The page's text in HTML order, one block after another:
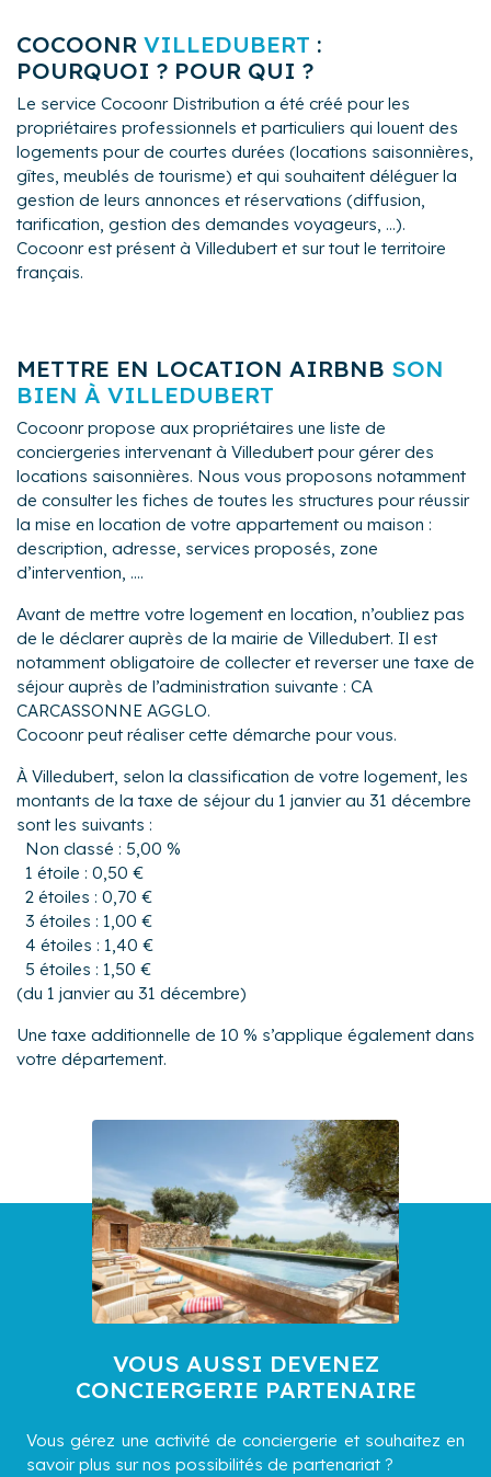
COCOONR VILLEDUBERT :
POURQUOI ? POUR QUI ?
Le service Cocoonr Distribution a été créé pour les
propriétaires professionnels et particuliers qui louent des
logements pour de courtes durées (locations saisonnières,
gîtes, meublés de tourisme) et qui souhaitent déléguer la
gestion de leurs annonces et réservations (diffusion,
tarification, gestion des demandes voyageurs, ...).
Cocoonr est présent à Villedubert et sur tout le territoire
français.
METTRE EN LOCATION AIRBNB SON
BIEN À VILLEDUBERT
Cocoonr propose aux propriétaires une liste de
conciergeries intervenant à Villedubert pour gérer des
locations saisonnières. Nous vous proposons notamment
de consulter les fiches de toutes les structures pour réussir
la mise en location de votre appartement ou maison :
description, adresse, services proposés, zone
d’intervention, ....
Avant de mettre votre logement en location, n’oubliez pas
de le déclarer auprès de la mairie de Villedubert. Il est
notamment obligatoire de collecter et reverser une taxe de
séjour auprès de l’administration suivante : CA
CARCASSONNE AGGLO.
Cocoonr peut réaliser cette démarche pour vous.
À Villedubert, selon la classification de votre logement, les
montants de la taxe de séjour du 1 janvier au 31 décembre
sont les suivants :
Non classé : 5,00 %
1 étoile : 0,50 €
2 étoiles : 0,70 €
3 étoiles : 1,00 €
4 étoiles : 1,40 €
5 étoiles : 1,50 €
(du 1 janvier au 31 décembre)
Une taxe additionnelle de 10 % s’applique également dans
votre département.
VOUS AUSSI DEVENEZ
CONCIERGERIE PARTENAIRE
Vous gérez une activité de conciergerie et souhaitez en
savoir plus sur nos possibilités de partenariat ?